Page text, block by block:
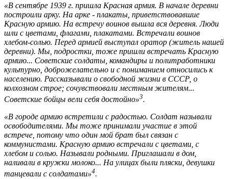
«В сентябре 1939 г. пришла Красная армия. В начале деревни
построили арку. На арке - плакаты, приветствовавшие
Красную армию. На встречу воинов вышла вся деревня. Люди
шли с цветами, флагами, плакатами. Встречали воинов
хлебом-солью. Перед армией выступал оратор (житель нашей
деревни). Мы, подростки, тоже пришли встречать Красную
армию... Советские солдаты, командиры и политработники
культурно, доброжелательно и с пониманием относились к
населению. Рассказывали о свободной жизни в СССР, о
колхозном строе; сочувствовали местным жителям...
Советские бойцы вели себя достойно»3.
«В городе армию встретили с радостью. Солдат называли
освободителями. Мы тоже принимали участие в этой
встрече, потому что один мой брат был связан с
коммунистами. Красную армию встречали с цветами, с
хлебом и солью. Называли родными. Приглашали в дом,
наливали в кружки молоко... На улицах были пляски, девушки
танцевали с солдатами»4.